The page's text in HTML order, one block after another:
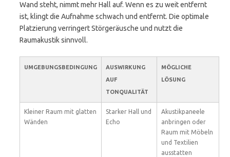
Wand steht, nimmt mehr Hall auf. Wenn es zu weit entfernt
ist, klingt die Aufnahme schwach und entfernt. Die optimale
Platzierung verringert Störgeräusche und nutzt die
Raumakustik sinnvoll.
UMGEBUNGSBEDINGUNG
AUSWIRKUNG
AUF
TONQUALITÄT
MÖGLICHE
LÖSUNG
Kleiner Raum mit glatten
Wänden
Starker Hall und
Echo
Akustikpaneele
anbringen oder
Raum mit Möbeln
und Textilien
ausstatten